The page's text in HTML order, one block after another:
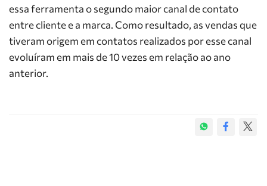
essa ferramenta o segundo maior canal de contato
entre cliente e a marca. Como resultado, as vendas que
tiveram origem em contatos realizados por esse canal
evoluíram em mais de 10 vezes em relação ao ano
anterior.